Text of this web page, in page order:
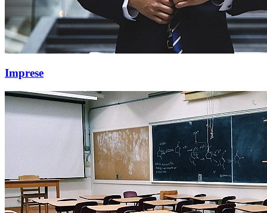
Imprese